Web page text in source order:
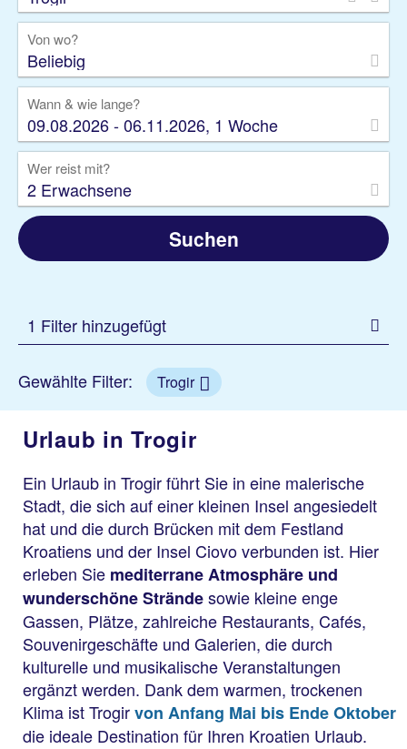
Gruppenreise
Camper Privattransfer
Von wo?
Beliebig
Wann & wie lange?
09.08.2026 - 06.11.2026, 1 Woche
Wer reist mit?
2 Erwachsene
Suchen
1 Filter hinzugefügt
Gewählte Filter: Trogir
Urlaub in Trogir
Ein Urlaub in Trogir führt Sie in eine malerische
Stadt, die sich auf einer kleinen Insel angesiedelt
hat und die durch Brücken mit dem Festland
Kroatiens und der Insel Ciovo verbunden ist. Hier
erleben Sie mediterrane Atmosphäre und
wunderschöne Strändesowie kleine enge
Gassen, Plätze, zahlreiche Restaurants, Cafés,
Souvenirgeschäfte und Galerien, die durch
kulturelle und musikalische Veranstaltungen
ergänzt werden. Dank dem warmen, trockenen
Klima ist Trogirvon Anfang Mai bis Ende Oktober
die ideale Destination für Ihren Kroatien Urlaub.